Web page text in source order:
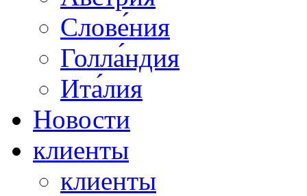
Слове́ния
Голла́ндия
Ита́лия
Новости
клиенты
клиенты